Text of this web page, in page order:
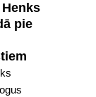
pie